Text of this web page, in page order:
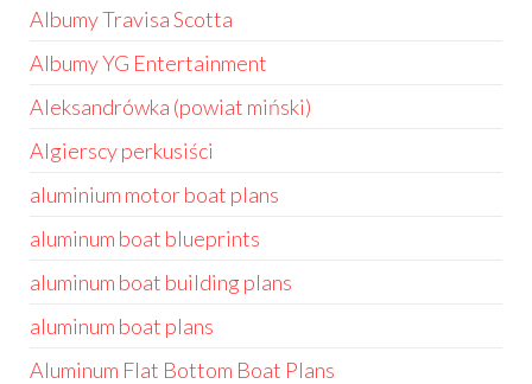
Albumy Travisa Scotta
Albumy YG Entertainment
Aleksandrówka (powiat miński)
Algierscy perkusiści
aluminium motor boat plans
aluminum boat blueprints
aluminum boat building plans
aluminum boat plans
Aluminum Flat Bottom Boat Plans